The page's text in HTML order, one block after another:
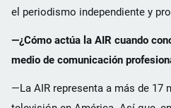
el periodismo independiente y
—¿Cómo actúa la AIR cuando
medio de comunicación
—La AIR representa a más de 17